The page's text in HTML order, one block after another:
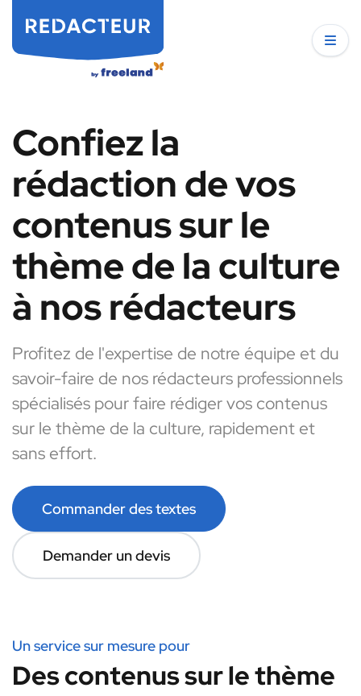
Confiez la
rédaction de vos
contenus sur le
thème de la culture
à nos rédacteurs
Profitez de l'expertise de notre équipe et du
savoir-faire de nos rédacteurs professionnels
spécialisés pour faire rédiger vos contenus
sur le thème de la culture, rapidement et
sans effort.
Commander des textes
Demander un devis
Un service sur mesure pour
Des contenus sur le thème